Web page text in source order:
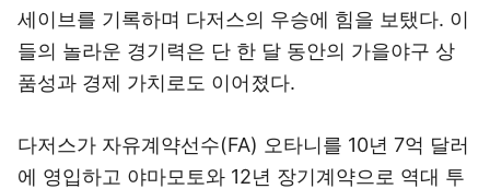
세이브를 기록하며 다저스의 우승에 힘을 보탰다. 이
들의 놀라운 경기력은 단 한 달 동안의 가을야구 상
품성과 경제 가치로도 이어졌다.
다저스가 자유계약선수(FA) 오타니를 10년 7억 달러
에 영입하고 야마모토와 12년 장기계약으로 역대 투